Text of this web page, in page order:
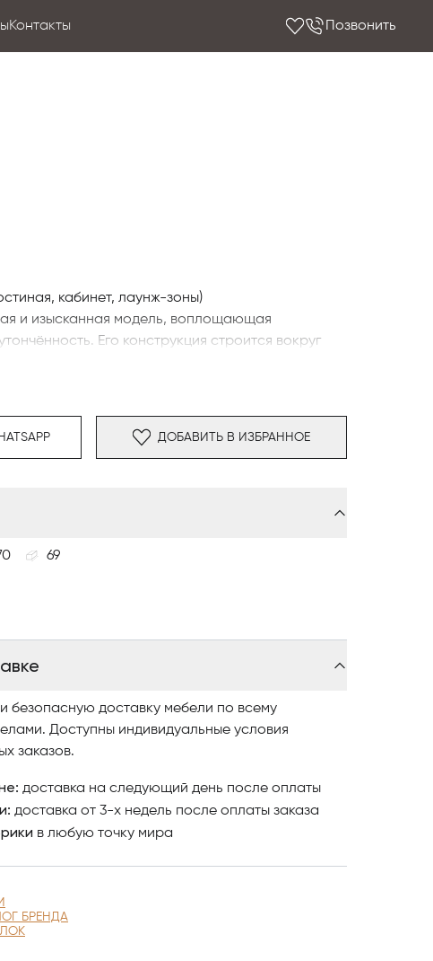
Контакты Позвонить
кабинет, лаунж-зоны)
и изысканная модель, воплощающая
Его конструкция строится вокруг
мягкое внутреннее сиденье и спинку,
делает его подходящим как для частных
пространств.
съёмная
с пластиковыми вставками
ДОБАВИТЬ В ИЗБРАННОЕ
69
безопасную доставку мебели по всему
Доступны индивидуальные условия
заказов.
доставка на следующий день после оплаты
доставка от 3-х недель после оплаты заказа
в любую точку мира
БРЕНДА